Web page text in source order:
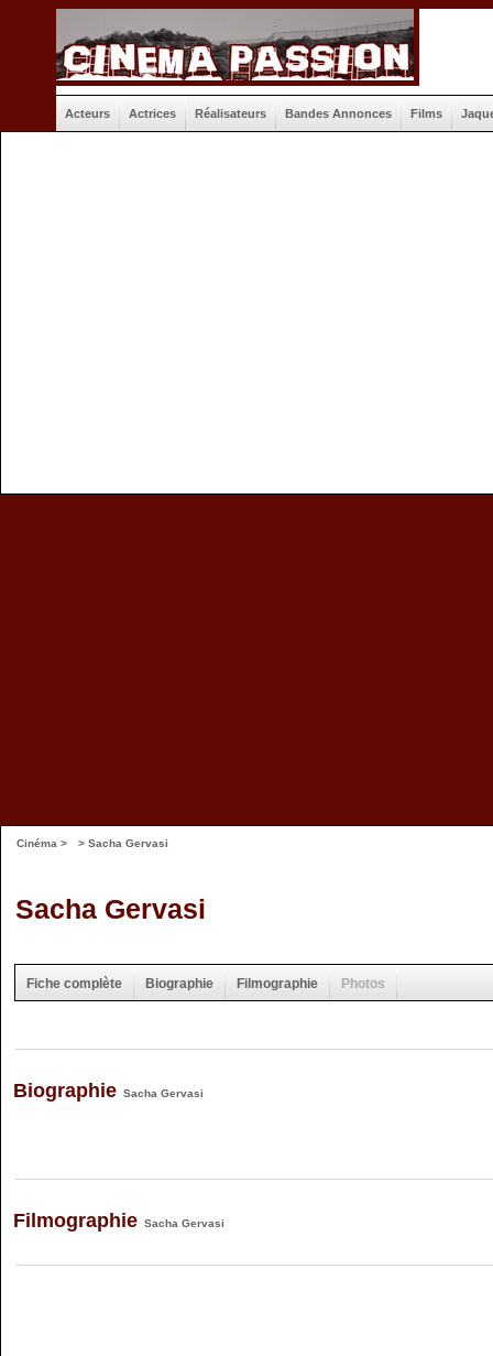
Acteurs Actrices Réalisateurs Bandes Annonces Films
Cinéma > > Sacha Gervasi
Sacha Gervasi
Fiche complète Biographie Filmographie Photos
Biographie Sacha Gervasi
Filmographie Sacha Gervasi